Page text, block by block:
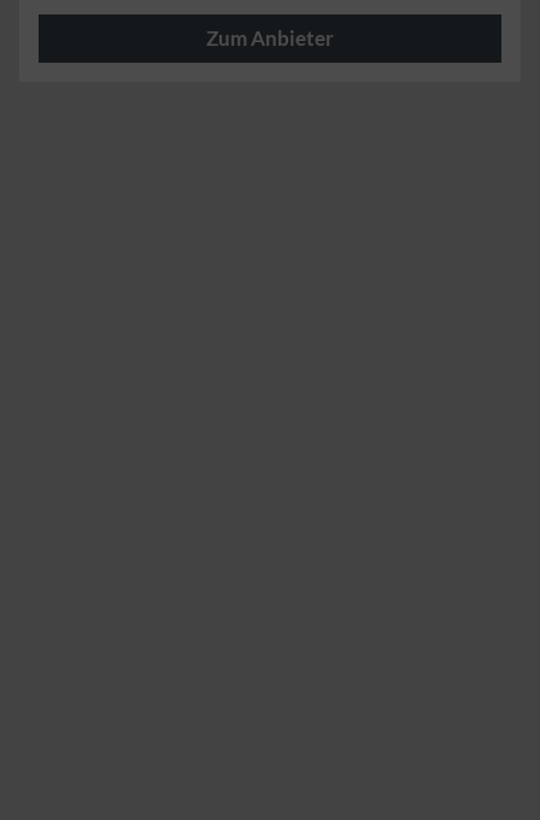
Zum Anbieter